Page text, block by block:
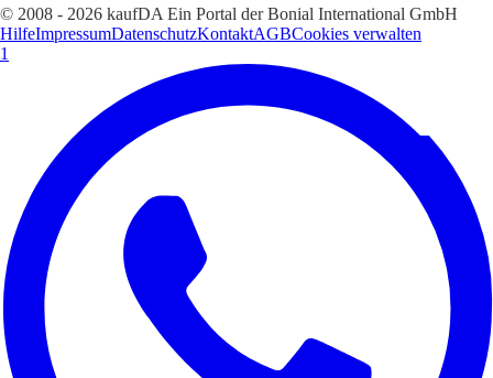
© 2008 - 2026 kaufDA Ein Portal der Bonial International GmbH
HilfeImpressumDatenschutzKontaktAGBCookies verwalten
1